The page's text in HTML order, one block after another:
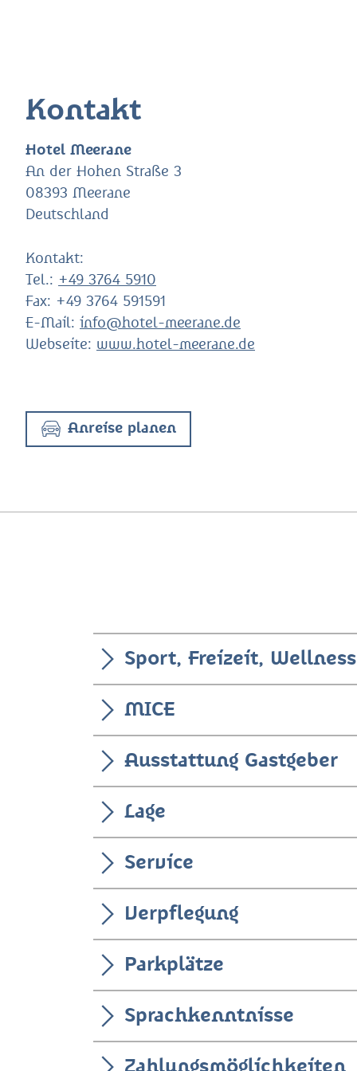
Kontakt
Hotel Meerane
An der Hohen Straße 3
08393 Meerane
Deutschland
Kontakt:
Tel.: +49 3764 5910
Fax: +49 3764 591591
E-Mail: info@hotel-meerane.de
Webseite: www.hotel-meerane.de
Anreise planen
Sport, Freizeit, Wellness
MICE
Ausstattung Gastgeber
Lage
Service
Verpflegung
Parkplätze
Sprachkenntnisse
Zahlungsmöglichkeiten